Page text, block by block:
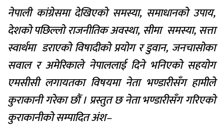
नेपाली कांग्रेसमा देखिएको समस्या, समाधानको उपाय,
देशको पछिल्लो राजनीतिक अवस्था, सीमा समस्या, सत्ता
स्वार्थमा डराएको विषादीको प्रयोग र डुवान, जनचासोका
सवाल र अमेरिकाले नेपाललाई दिने भनिएको सहयोग
एमसीसी लगायतका विषयमा नेता भण्डारीसँग हामीले
कुराकानी गरेका छौं । प्रस्तुत छ नेता भण्डारीसँग गरिएको
कुराकानीको सम्पादित अंश–